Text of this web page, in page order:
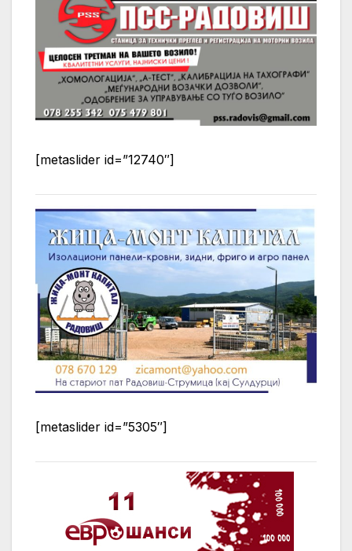
[metaslider id=”12740″]
[metaslider id=”5305″]